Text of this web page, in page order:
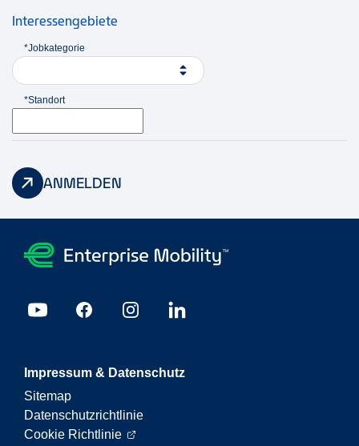
Interessengebiete
*Jobkategorie
*Standort
ANMELDEN
Impressum & Datenschutz
Sitemap
Datenschutzrichtlinie
Cookie Richtlinie